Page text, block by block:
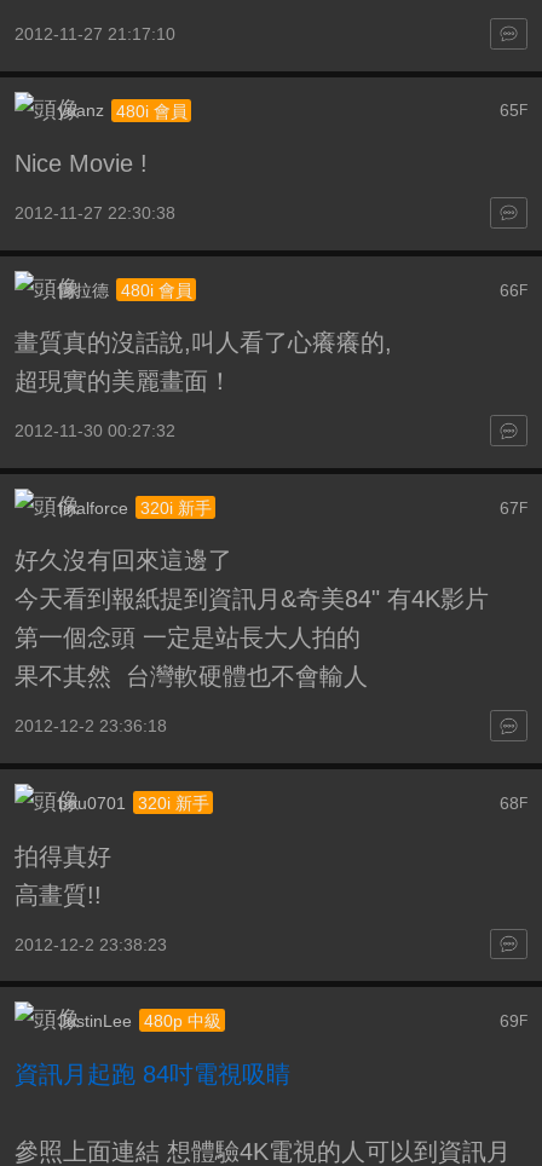
2012-11-27 21:17:10
65 F
yuanz 480i 會員
Nice Movie !
2012-11-27 22:30:38
66F
圖拉德 480i 會員
畫質真的沒話說,叫人看了心癢癢的,
超現實的美麗畫面！
2012-11-30 00:27:32
67F
finalforce 320i 新手
好久沒有回來這邊了
今天看到報紙提到資訊月&奇美84" 有4K影片
第一個念頭 一定是站長大人拍的
果不其然 台灣軟硬體也不會輸人
2012-12-2 23:36:18
68 F
bou0701 320i 新手
拍得真好
高畫質!!
2012-12-2 23:38:23
69 F
JustinLee 480p 中級
資訊月起跑 84吋電視吸睛
參照上面連結 想體驗4K電視的人可以到資訊月